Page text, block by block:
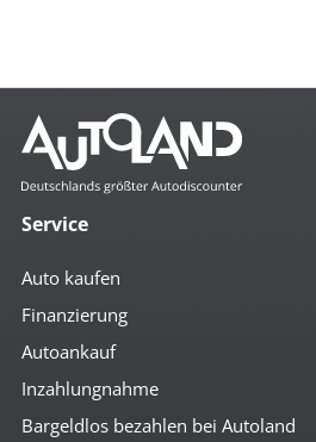
Service
Auto kaufen
Finanzierung
Autoankauf
Inzahlungnahme
Bargeldlos bezahlen bei Autoland